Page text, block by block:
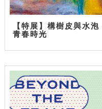
【特展】構樹皮與水
青春時光